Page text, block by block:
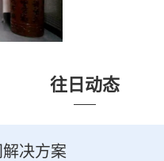
往日动态
决方案